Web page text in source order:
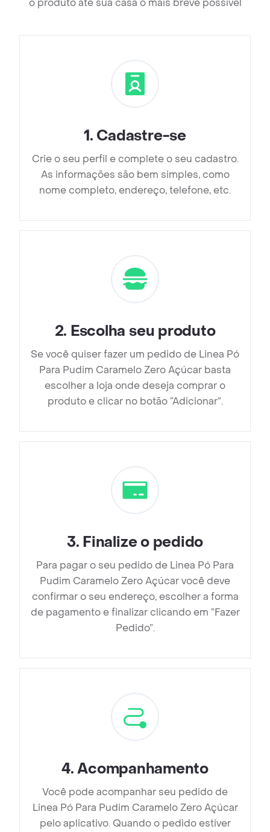
o produto até sua casa o mais breve possível
1. Cadastre-se
Crie o seu perfil e complete o seu cadastro.
As informações são bem simples, como
nome completo, endereço, telefone, etc.
2. Escolha seu produto
Se você quiser fazer um pedido de Linea Pó
Para Pudim Caramelo Zero Açúcar basta
escolher a loja onde deseja comprar o
produto e clicar no botão “Adicionar”.
3. Finalize o pedido
Para pagar o seu pedido de Linea Pó Para
Pudim Caramelo Zero Açúcar você deve
confirmar o seu endereço, escolher a forma
de pagamento e finalizar clicando em ”Fazer
Pedido”.
4.Acompanhamento
Você pode acompanhar seu pedido de
Linea Pó Para Pudim Caramelo Zero Açúcar
pelo aplicativo. Quando o pedido estiver